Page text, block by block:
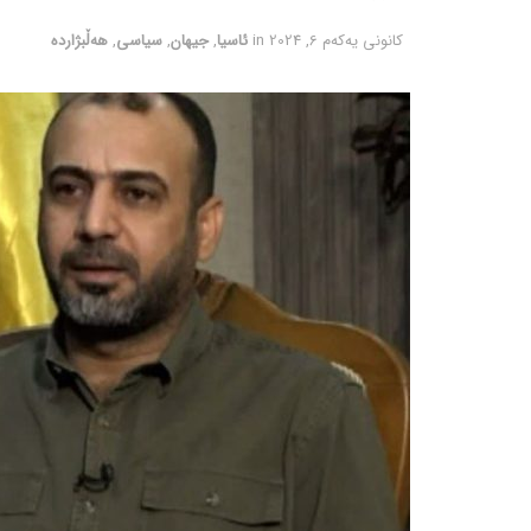
كانونی یه‌كه‌م 6, 2024 in ئاسیا,جیهان,سیاسی,هەڵبژاردە